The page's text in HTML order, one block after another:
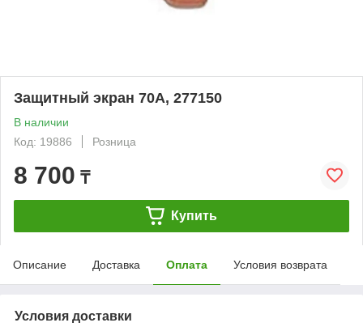
Защитный экран 70А, 277150
В наличии
Код: 19886
Розница
8 700 ₸
Купить
Описание Доставка Оплата Условия возврата
Условия доставки